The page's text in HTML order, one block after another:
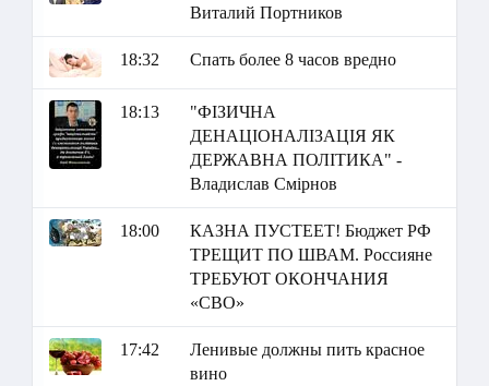
Виталий Портников
18:32 Спать более 8 часов вредно
18:13
"ФІЗИЧНА
ДЕНАЦІОНАЛІЗАЦІЯ ЯК
ДЕРЖАВНА ПОЛІТИКА" -
Владислав Смірнов
18:00
КАЗНА ПУСТЕЕТ! Бюджет РФ
ТРЕЩИТ ПО ШВАМ. Россияне
ТРЕБУЮТ ОКОНЧАНИЯ
«СВО»
17:42
Ленивые должны пить красное
вино